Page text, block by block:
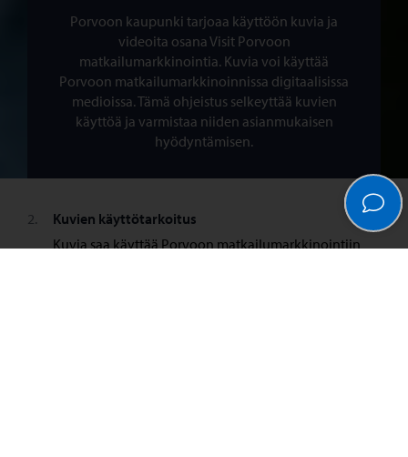
Porvoon kaupunki tarjoaa käyttöön kuvia ja
videoita osana Visit Porvoon
matkailumarkkinointia. Kuvia voi käyttää
Porvoon matkailumarkkinoinnissa digitaalisissa
medioissa. Tämä ohjeistus selkeyttää kuvien
käyttöä ja varmistaa niiden asianmukaisen
hyödyntämisen.
Kuvien käyttötarkoitus
Kuvia saa käyttää Porvoon matkailumarkkinointiin